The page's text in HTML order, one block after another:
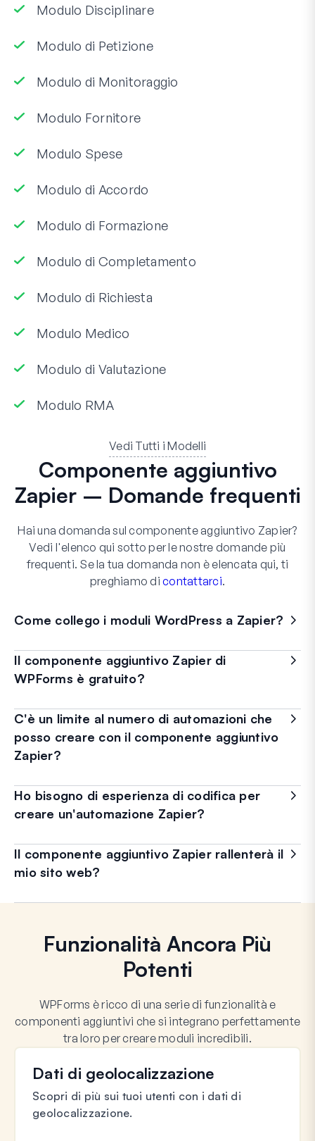
Modulo Disciplinare
Modulo di Petizione
Modulo di Monitoraggio
Modulo Fornitore
Modulo Spese
Modulo di Accordo
Modulo di Formazione
Modulo di Completamento
Modulo di Richiesta
Modulo Medico
Modulo di Valutazione
Modulo RMA
Vedi Tutti i Modelli
Componente aggiuntivo
Zapier – Domande frequenti
Hai una domanda sul componente aggiuntivo Zapier?
Vedi l'elenco qui sotto per le nostre domande più
frequenti. Se la tua domanda non è elencata qui, ti
preghiamo dicontattarci.
Come collego i moduli WordPress a Zapier?
Il componente aggiuntivo Zapier di
WPForms è gratuito?
C'è un limite al numero di automazioni che
posso creare con il componente aggiuntivo
Zapier?
Ho bisogno di esperienza di codifica per
creare un'automazione Zapier?
Il componente aggiuntivo Zapier rallenterà il
mio sito web?
Funzionalità Ancora Più
Potenti
WPForms è ricco di una serie di funzionalità e
componenti aggiuntivi che si integrano perfettamente
tra loro per creare moduli incredibili.
Dati di geolocalizzazione
Scopri di più sui tuoi utenti con i dati di
geolocalizzazione.